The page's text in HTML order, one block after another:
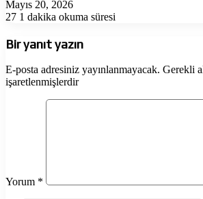
Mayıs 20, 2026
27 1 dakika okuma süresi
Bir yanıt yazın
E-posta adresiniz yayınlanmayacak. Gerekli
işaretlenmişlerdir
Yorum *